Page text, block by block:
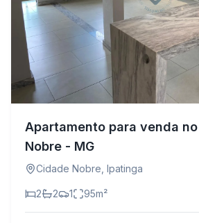
Apartamento para venda
Nobre - MG
Cidade Nobre, Ipatinga
2 2 1 95m²